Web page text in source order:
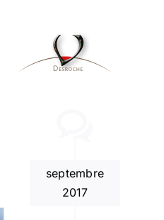
septembre
2017